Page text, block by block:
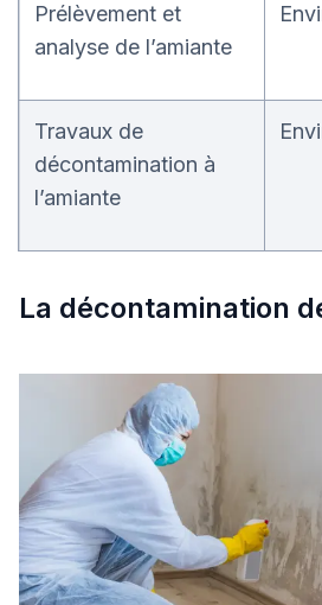
Prélèvement et
analyse de l’amiante
Travaux de
décontamination à
l’amiante
La décontamination